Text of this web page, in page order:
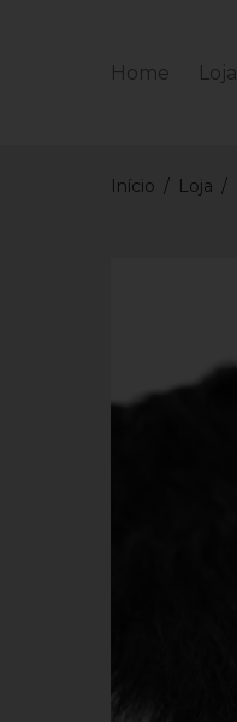
Home Loja
Início / Loja /